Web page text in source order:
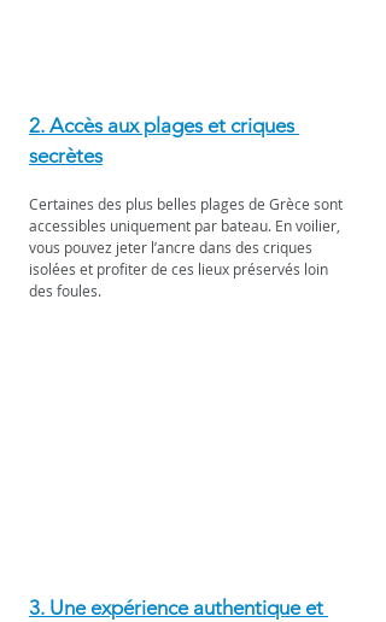
2. Accès aux plages et criques
secrètes
Certaines des plus belles plages de Grèce sont
accessibles uniquement par bateau. En voilier,
vous pouvez jeter l’ancre dans des criques
isolées et profiter de ces lieux préservés loin
des foules.
3. Une expérience authentique et